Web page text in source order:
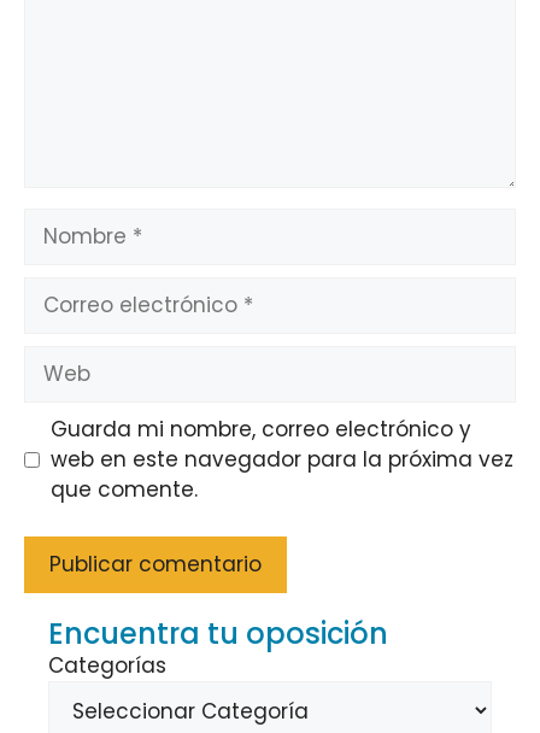
Nombre
Correo
electrónico
Web
Guarda mi nombre, correo electrónico y
web en este navegador para la próxima vez
que comente.
Encuentra tu oposición
Categorías